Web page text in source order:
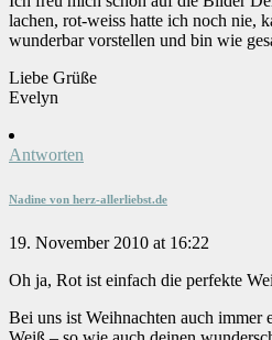
lachen, rot-weiss hatte ich noch nie,
wunderbar vorstellen und bin wie
Liebe Grüße
Evelyn
Antworten
Nadine von herz-allerliebst.de
19. November 2010 at 16:22
Oh ja, Rot ist einfach die perfekte
Bei uns ist Weihnachten auch